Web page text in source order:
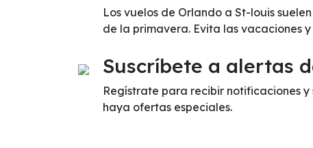
Los vuelos de Orlando a St-louis
de la primavera. Evita las vacaciones
Suscríbete a alertas
Regístrate para recibir notificaciones y
haya ofertas especiales.